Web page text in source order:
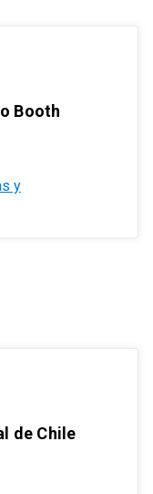
Booth
y
de Chile